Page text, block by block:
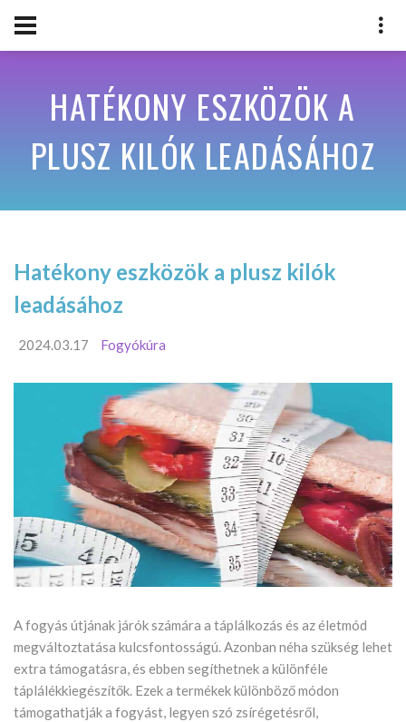
HATÉKONY ESZKÖZÖK A
PLUSZ KILÓK LEADÁSÁHOZ
Hatékony eszközök a plusz kilók
leadásához
2024.03.17 Fogyókúra
A fogyás útjának járók számára a táplálkozás és az életmód
megváltoztatása kulcsfontosságú. Azonban néha szükség lehet
extra támogatásra, és ebben segíthetnek a különféle
táplálékkiegészítők. Ezek a termékek különböző módon
támogathatják a fogyást, legyen szó zsírégetésről,